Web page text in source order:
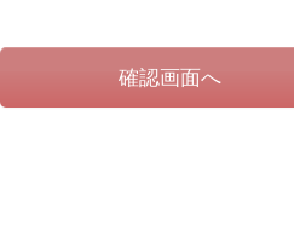
確認画面へ